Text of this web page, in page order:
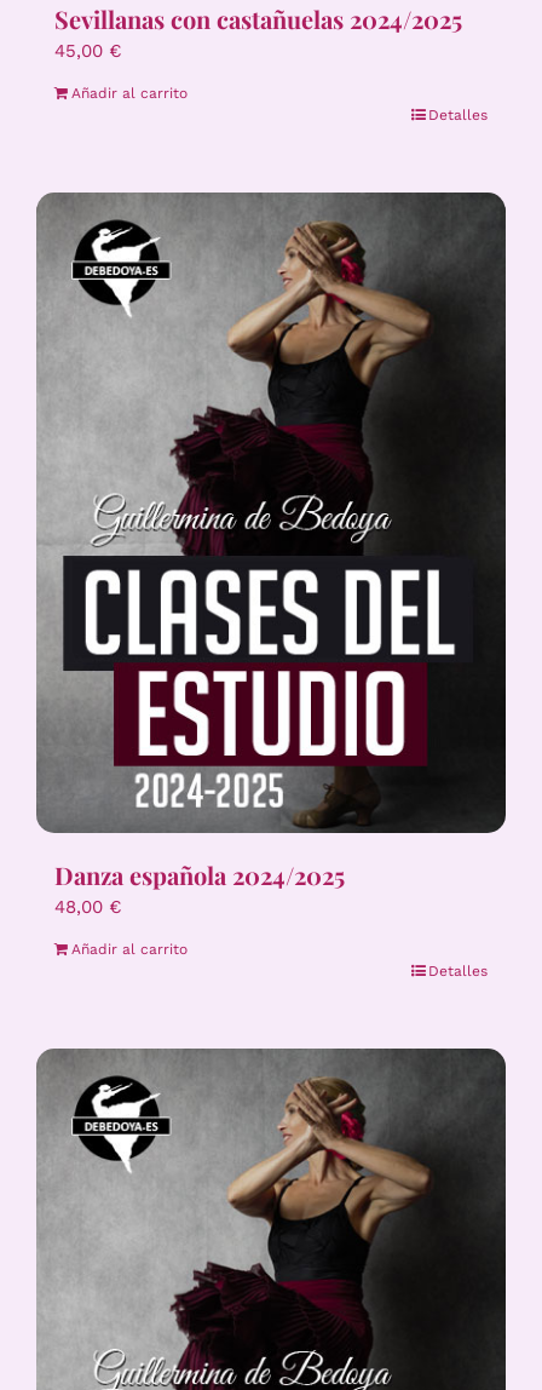
Sevillanas con castañuelas 2024/2025
45,00 €
Añadir al carrito
Detalles
Danza española 2024/2025
48,00 €
Añadir al carrito
Detalles